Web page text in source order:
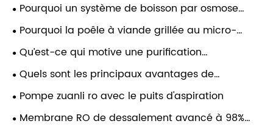
Pourquoi un système de boisson par osmose
inverse est-il le choix intelligent pour une eau
propre et savoureuse ?
Pourquoi la poêle à viande grillée au micro-
ondes est-elle essentielle pour une cuisine maison
rapide et saine ?
Qu’est-ce qui motive une purification
supérieure ? Découvrez nos pompes haute
performance. Pompe ZUANLI RO.
Quels sont les principaux avantages de
l'utilisation d'une poêle à viande pour grill micro-
ondes
Pompe zuanli ro avec le puits d'aspiration
Membrane RO de dessalement avancé à 98%